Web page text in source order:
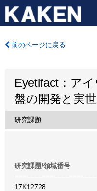
前のページに戻る
Eyetifact：ア
盤の開発と実
研究課題
研究課題/領域番号
17K12728